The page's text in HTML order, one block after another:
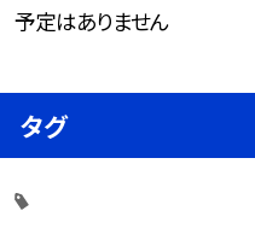
予定はありません
タグ